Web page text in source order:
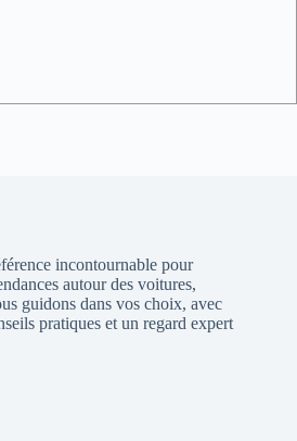
incontournable pour
autour des voitures,
guidons dans vos choix, avec
pratiques et un regard expert